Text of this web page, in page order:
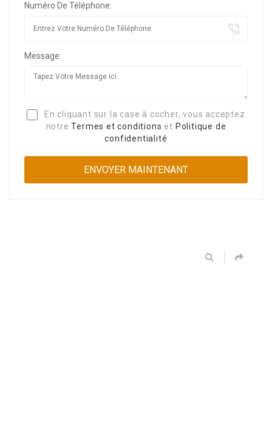
Numéro De Téléphone:
Message:
En cliquant sur la case à cocher, vous acceptez
notreTermes et conditions et Politique de
confidentialité